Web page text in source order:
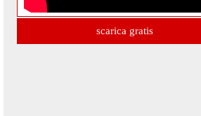
scarica gratis